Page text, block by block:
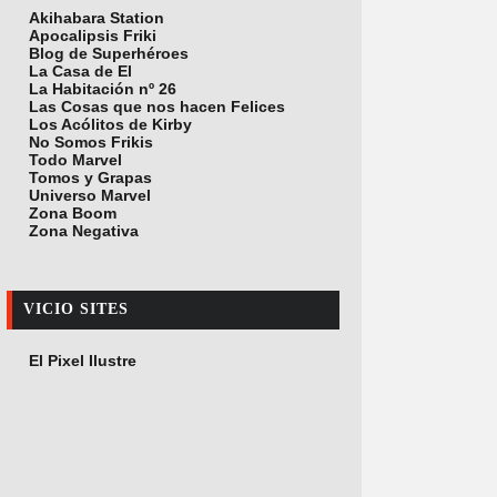
Akihabara Station
Apocalipsis Friki
Blog de Superhéroes
La Casa de El
La Habitación nº 26
Las Cosas que nos hacen Felices
Los Acólitos de Kirby
No Somos Frikis
Todo Marvel
Tomos y Grapas
Universo Marvel
Zona Boom
Zona Negativa
VICIO SITES
El Pixel Ilustre